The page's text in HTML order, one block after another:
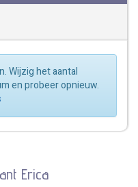
Wijzig het aantal
en probeer opnieuw.
Erica